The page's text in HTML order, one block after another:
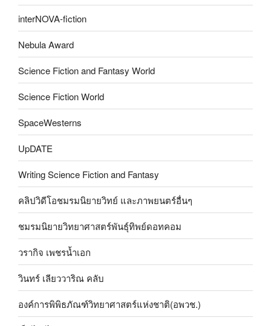
interNOVA-fiction
Nebula Award
Science Fiction and Fantasy World
Science Fiction World
SpaceWesterns
UpDATE
Writing Science Fiction and Fantasy
คลิปวิดีโอชมรมนิยายวิทย์ และภาพยนตร์อื่นๆ
ชมรมนิยายวิทยาศาสตร์พันธุ์ทิพย์ดอทคอม
วรากิจ เพชรน้ำเอก
วินทร์ เลียววาริณ คลับ
องค์การพิพิธภัณฑ์วิทยาศาสตร์แห่งชาติ(อพวช.)